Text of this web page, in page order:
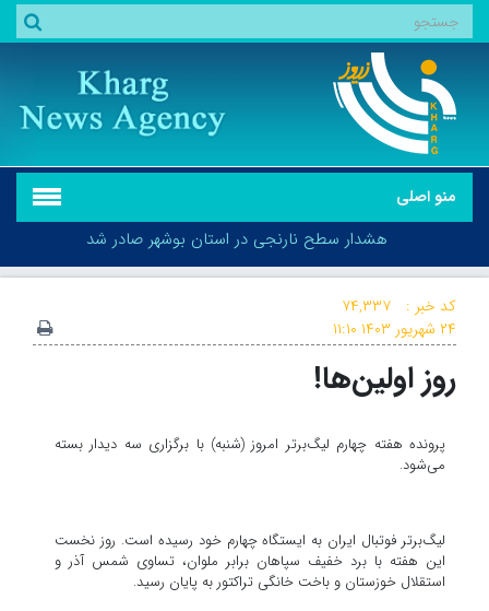
منو اصلی
هشدار سطح نارنجی در استان بوشهر صادر شد
هشدار سطح نارنجی در استان بوشهر صادر شد
کد خبر :
۷۴,۳۳۷
۲۴ شهریور ۱۴۰۳
۱۱:۱۰
روز اولین‌ها!
پرونده هفته چهارم لیگ‌برتر امروز (شنبه) با برگزاری سه دیدار بسته
می‌شود.
لیگ‌برتر فوتبال ایران به ایستگاه چهارم خود رسیده است. روز نخست
این هفته با برد خفیف سپاهان برابر ملوان، تساوی شمس آذر و
استقلال خوزستان و باخت خانگی تراکتور به پایان رسید.